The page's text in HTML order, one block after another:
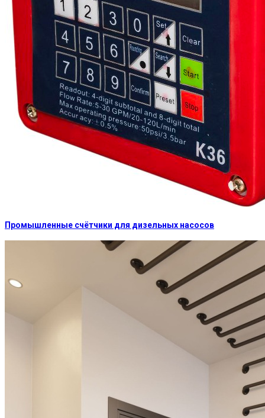
Промышленные счётчики для дизельных насосов